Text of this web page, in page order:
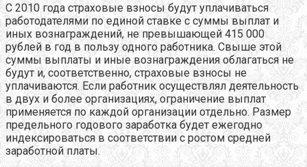
С 2010 года страховые взносы будут уплачиваться
работодателями по единой ставке с суммы выплат и
иных вознаграждений, не превышающей 415 000
рублей в год в пользу одного работника. Свыше этой
суммы выплаты и иные вознаграждения облагаться не
будут и, соответственно, страховые взносы не
уплачиваются. Если работник осуществлял деятельность
в двух и более организациях, ограничение выплат
применяется по каждой организации отдельно. Размер
предельного годового заработка будет ежегодно
индексироваться в соответствии с ростом средней
заработной платы.